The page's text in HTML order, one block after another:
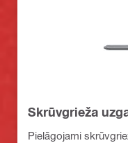
Skrūvgrieža
Pielāgojami